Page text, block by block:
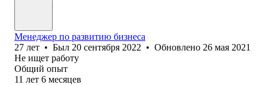
Менеджер по развитию бизнеса
27 лет • Был 20 сентября 2022 • Обновлено 26 мая 2021
Не ищет работу
Общий опыт
11 лет 6 месяцев